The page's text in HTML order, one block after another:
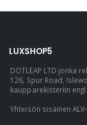
LUXSHOP5
DOTLEAP LTD jonka
126, Spur Road,
kaupparekisteriin
Yhteisön sisäinen